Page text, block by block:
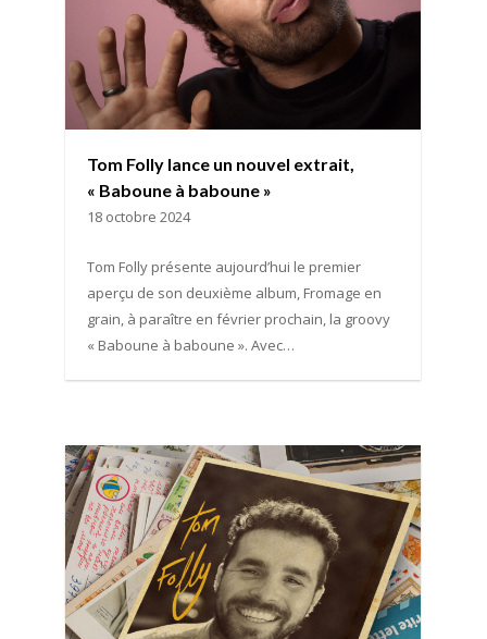
Tom Folly lance un nouvel extrait,
« Baboune à baboune »
18 octobre 2024
Tom Folly présente aujourd’hui le premier
aperçu de son deuxième album, Fromage en
grain, à paraître en février prochain, la groovy
« Baboune à baboune ». Avec…